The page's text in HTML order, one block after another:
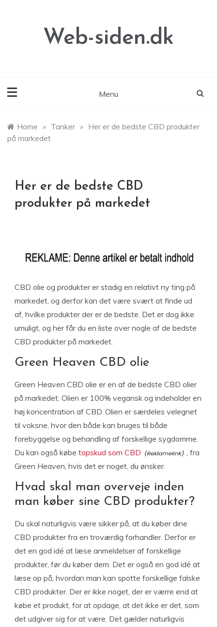
Web-siden.dk
Menu
Home » Tanker » Her er de bedste CBD produkter
på markedet
Her er de bedste CBD
produkter på markedet
CBD olie og produkter er stadig en relativt ny ting på
markedet, og derfor kan det være svært at finde ud
af, hvilke produkter der er de bedste. Det er dog ikke
umuligt, og her får du en liste over nogle af de bedste
CBD produkter på markedet.
Green Heaven CBD olie
Green Heaven CBD olie er en af de bedste CBD olier
på markedet. Olien er 100% vegansk og indeholder en
høj koncentration af CBD. Olien er særdeles velegnet
til voksne, hvor den både kan bruges til både
forebyggelse og behandling af forskellige sygdomme.
Du kan også købe topskud som CBD
, fra
Green Heaven, hvis det er noget, du ønsker.
Hvad skal man overveje inden
man køber sine CBD produkter?
Du skal naturligvis være sikker på, at du køber dine
CBD produkter fra en troværdig forhandler. Derfor er
det en god idé at læse anmeldelser af forskellige
produkter, før du køber dem. Det er også en god idé at
læse op på, hvordan man kan spotte forskellige falske
CBD produkter. Der er ikke noget, der er værre end at
købe et produkt, for at opdage, at det ikke er det, som
det udgiver sig for at være. Det gælder naturligvis